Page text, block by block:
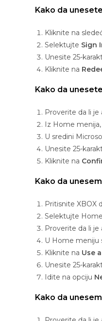
Kako da
Kliknite na
Selektujte Sign
Unesite 25-
Kliknite na
Kako da
Proverite da li
Iz Home
U sredini
Unesite 25-
Kliknite na
Kako da
Pritisnite XBOX
Selektujte
Proverite da li
U Home meniju
Kliknite na Use
Unesite 25-
Idite na opciju
Kako da